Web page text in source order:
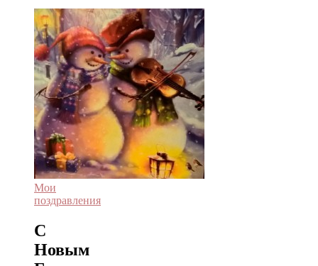
Мои
поздравления
С
Новым